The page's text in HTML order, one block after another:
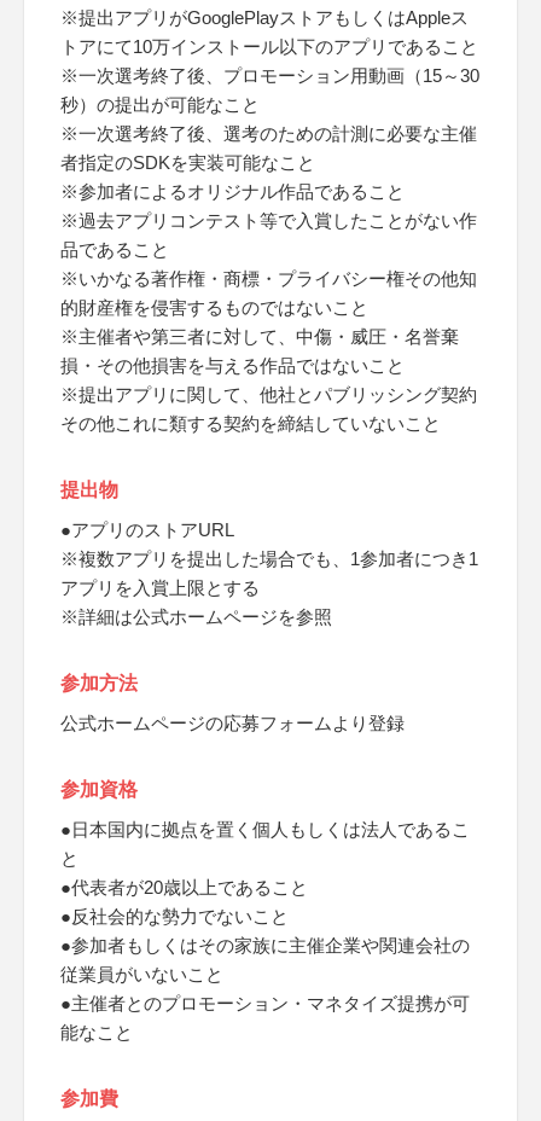
※提出アプリがGooglePlayストアもしくはAppleス
トアにて10万インストール以下のアプリであること
※一次選考終了後、プロモーション用動画（15～30
秒）の提出が可能なこと
※一次選考終了後、選考のための計測に必要な主催
者指定のSDKを実装可能なこと
※参加者によるオリジナル作品であること
※過去アプリコンテスト等で入賞したことがない作
品であること
※いかなる著作権・商標・プライバシー権その他知
的財産権を侵害するものではないこと
※主催者や第三者に対して、中傷・威圧・名誉棄
損・その他損害を与える作品ではないこと
※提出アプリに関して、他社とパブリッシング契約
その他これに類する契約を締結していないこと
提出物
●アプリのストアURL
※複数アプリを提出した場合でも、1参加者につき1
アプリを入賞上限とする
※詳細は公式ホームページを参照
参加方法
公式ホームページの応募フォームより登録
参加資格
●日本国内に拠点を置く個人もしくは法人であるこ
と
●代表者が20歳以上であること
●反社会的な勢力でないこと
●参加者もしくはその家族に主催企業や関連会社の
従業員がいないこと
●主催者とのプロモーション・マネタイズ提携が可
能なこと
参加費